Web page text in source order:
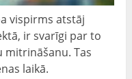
vispirms atstāj
ir svarīgi par to
Tas
laikā.